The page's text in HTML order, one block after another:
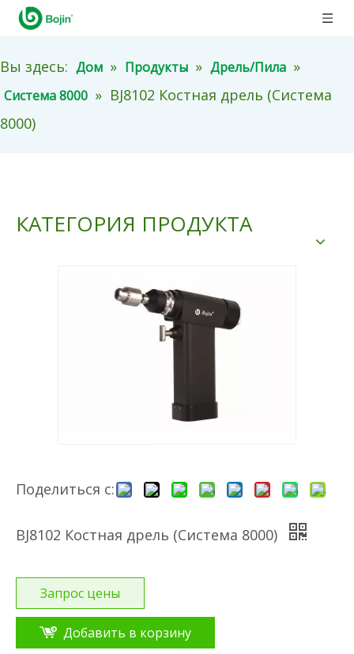
Вы здесь: Дом » Продукты » Дрель/Пила »
Система 8000 » BJ8102 Костная дрель (Система
8000)
КАТЕГОРИЯ ПРОДУКТА
Поделиться с:
BJ8102 Костная дрель (Система 8000)
Запрос цены
Добавить в корзину